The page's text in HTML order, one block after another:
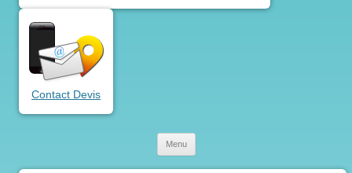
Contact Devis
Menu Aller au contenu